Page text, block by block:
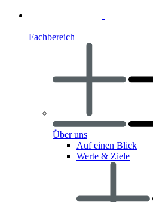
Fachbereich
Über uns
Auf einen Blick
Werte & Ziele